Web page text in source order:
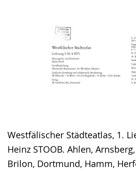
Westfälischer Städteatlas, 1.
Heinz STOOB. Ahlen,
Brilon, Dortmund, Hamm,